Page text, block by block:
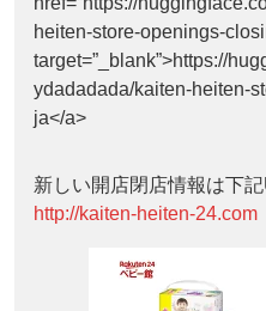
heiten-store-openings-
target=”_blank”>https://
ydadadada/kaiten-heiten-
ja</a>
新しい開店閉店情報は下
http://kaiten-heiten-24.com